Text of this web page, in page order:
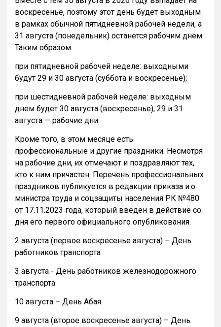
воскресенье, поэтому этот день будет выходным
в рамках обычной пятидневной рабочей недели, а
31 августа (понедельник) останется рабочим днем.
Таким образом:
при пятидневной рабочей неделе: выходными
будут 29 и 30 августа (суббота и воскресенье);
при шестидневной рабочей неделе: выходным
днем будет 30 августа (воскресенье), 29 и 31
августа — рабочие дни.
Кроме того, в этом месяце есть
профессиональные и другие праздники. Несмотря
на рабочие дни, их отмечают и поздравляют тех,
кто к ним причастен. Перечень профессиональных
праздников публикуется в редакции приказа и.о.
министра труда и соцзащиты населения РК №480
от 17.11.2023 года, который введен в действие со
дня его первого официального опубликования.
2 августа (первое воскресенье августа) – День
работников транспорта
3 августа - День работников железнодорожного
транспорта
10 августа – День Абая
9 августа (второе воскресенье августа) – День